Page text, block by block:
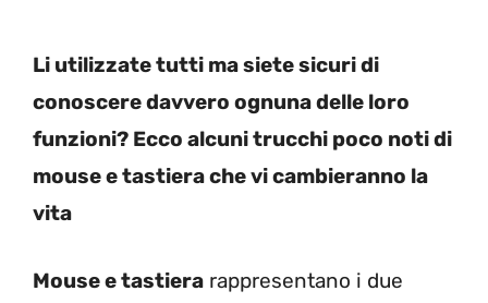
Li utilizzate tutti ma siete sicuri di
conoscere davvero ognuna delle loro
funzioni? Ecco alcuni trucchi poco noti di
mouse e tastiera che vi cambieranno la
vita
Mouse e tastiera rappresentano i due